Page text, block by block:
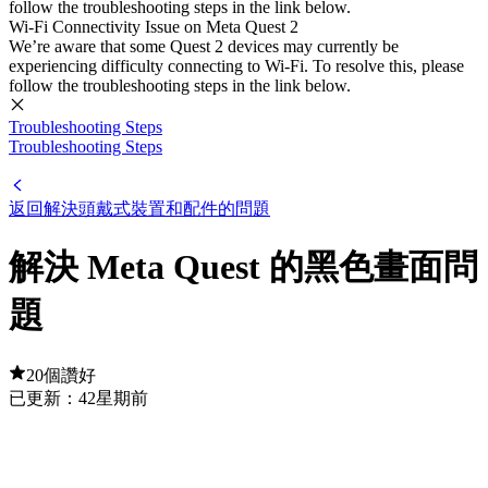
follow the troubleshooting steps in the link below.
Wi-Fi Connectivity Issue on Meta Quest 2
We’re aware that some Quest 2 devices may currently be
experiencing difficulty connecting to Wi-Fi. To resolve this, please
follow the troubleshooting steps in the link below.
Troubleshooting Steps
Troubleshooting Steps
返回解決頭戴式裝置和配件的問題
解決 Meta Quest 的黑色畫面問
題
20個讚好
已更新： 42星期前